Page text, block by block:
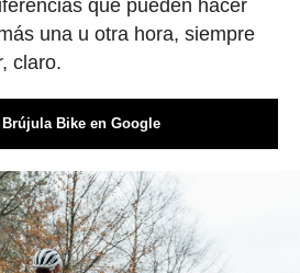
que pueden hacer
una u otra hora, siempre
claro.
Bike en Google